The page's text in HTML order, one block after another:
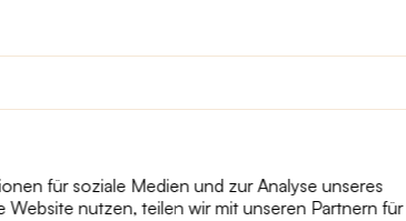
für soziale Medien und zur Analyse unseres
nutzen, teilen wir mit unseren Partnern für
Kontakt
Widerruf
Sitemap